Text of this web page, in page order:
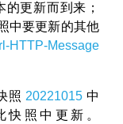
的更新而到来；
中要更新的其他
HTTP-Message
照 20221015 中
照中更新。